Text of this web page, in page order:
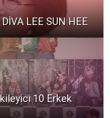
DİVA LEE SUN HEE
10 Erkek